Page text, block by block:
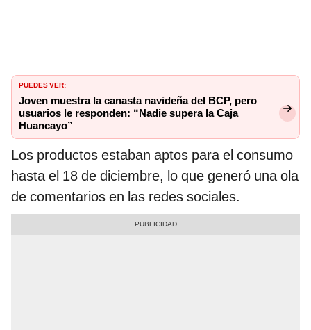
PUEDES VER:
Joven muestra la canasta navideña del BCP, pero
usuarios le responden: “Nadie supera la Caja
Huancayo”
Los productos estaban aptos para el consumo
hasta el 18 de diciembre, lo que generó una ola
de comentarios en las redes sociales.